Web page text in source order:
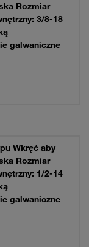
Rozmiar
3/8-18
galwaniczne
Wkręć aby
Rozmiar
1/2-14
galwaniczne